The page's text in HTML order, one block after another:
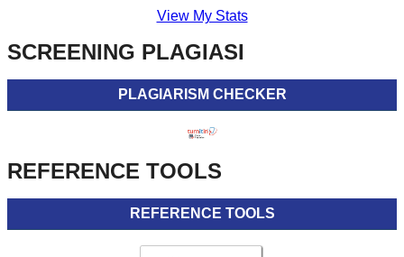
View My Stats
SCREENING PLAGIASI
PLAGIARISM CHECKER
REFERENCE TOOLS
REFERENCE TOOLS